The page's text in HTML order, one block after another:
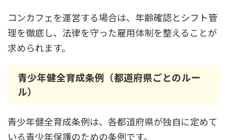
コンカフェを運営する場合は、年齢確認とシフト管
理を徹底し、法律を守った雇用体制を整えることが
求められます。
青少年健全育成条例（都道府県ごとのルー
ル）
青少年健全育成条例は、各都道府県が独自に定めて
いる青少年保護のための条例です。